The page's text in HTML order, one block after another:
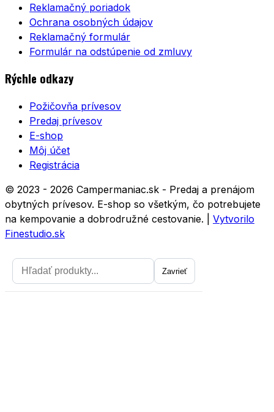
Reklamačný poriadok
Ochrana osobných údajov
Reklamačný formulár
Formulár na odstúpenie od zmluvy
Rýchle odkazy
Požičovňa prívesov
Predaj prívesov
E-shop
Môj účet
Registrácia
© 2023 - 2026 Campermaniac.sk - Predaj a prenájom
obytných prívesov. E-shop so všetkým, čo potrebujete
na kempovanie a dobrodružné cestovanie.
Vytvorilo
Finestudio.sk
Zavrieť
Zavrieť